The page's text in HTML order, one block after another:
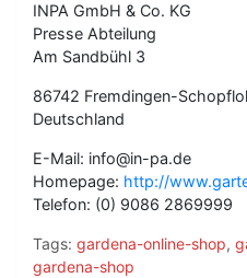
INPA GmbH & Co. KG
Presse Abteilung
Am Sandbühl 3
86742 Fremdingen-
Deutschland
E-Mail: info@in-pa.de
Homepage: http://
Telefon: (0) 9086 2869999
Tags: gardena-online-shop,
gardena-shop